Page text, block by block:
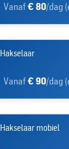
Vanaf€ 80/dag
Hakselaar
Vanaf€ 90/dag
Hakselaar mobiel